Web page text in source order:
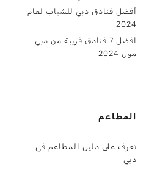
أفضل فنادق دبي للشباب لعام
2024
افضل 7 فنادق قريبة من دبي
مول 2024
المطاعم
تعرف على دليل المطاعم في
دبي